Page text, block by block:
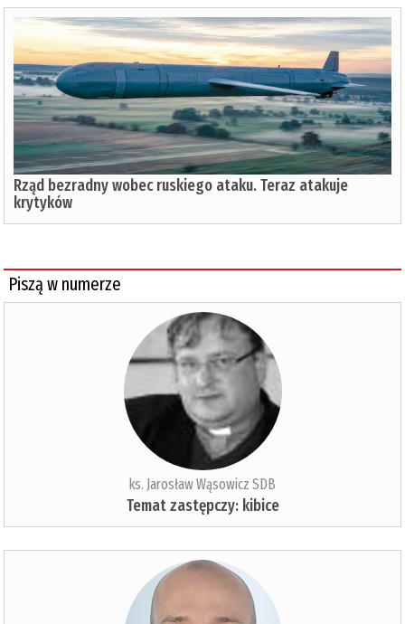
Rząd bezradny wobec ruskiego ataku. Teraz atakuje
krytyków
Piszą w numerze
ks. Jarosław Wąsowicz SDB
Temat zastępczy: kibice